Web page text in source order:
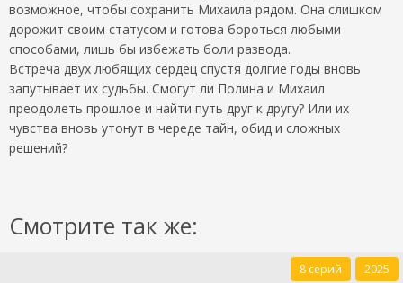
возможное, чтобы сохранить Михаила рядом. Она слишком
дорожит своим статусом и готова бороться любыми
способами, лишь бы избежать боли развода.
Встреча двух любящих сердец спустя долгие годы вновь
запутывает их судьбы. Смогут ли Полина и Михаил
преодолеть прошлое и найти путь друг к другу? Или их
чувства вновь утонут в череде тайн, обид и сложных
решений?
Смотрите так же:
8 серий 2025